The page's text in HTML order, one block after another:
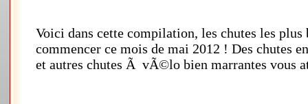
Voici dans cette compilation, les chutes les
commencer ce mois de mai 2012 ! Des chutes
et autres chutes Ã vÃ©lo bien marrantes vous